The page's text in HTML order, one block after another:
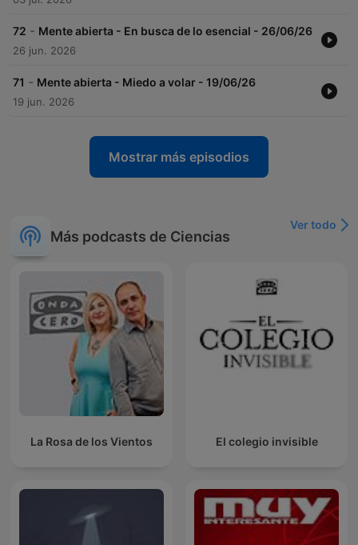
72 - Mente abierta - En busca de lo esencial - 26/06/26
26 jun. 2026
71 - Mente abierta - Miedo a volar - 19/06/26
19 jun. 2026
Mostrar más episodios
Más podcasts de Ciencias
Ver todo
La Rosa de los Vientos El colegio invisible